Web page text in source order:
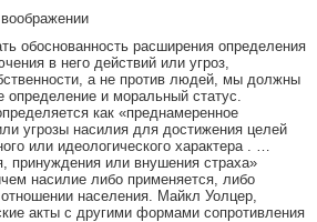
обоснованность расширения определения
в него действий или угроз,
а не против людей, мы должны
определение и моральный статус.
как «преднамеренное
угрозы насилия для достижения целей
или идеологического характера . …
принуждения или внушения страха»
насилие либо применяется, либо
населения. Майкл Уолцер,
акты с другими формами сопротивления